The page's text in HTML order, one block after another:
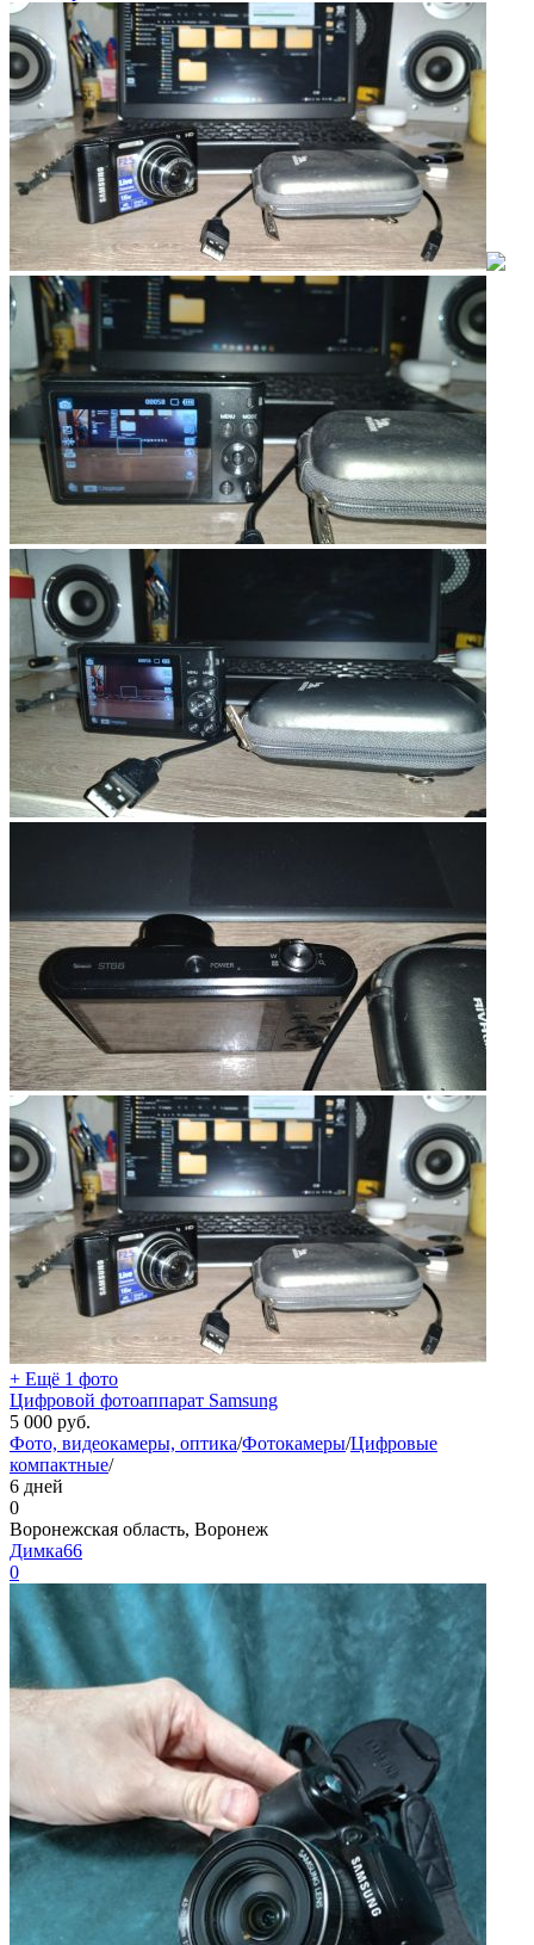
+ Ещё 1 фото
Цифровой фотоаппарат Samsung
5 000 руб.
Фото, видеокамеры, оптика/Фотокамеры/Цифровые
компактные/
6 дней
0
Воронежская область, Воронеж
Димка66
0